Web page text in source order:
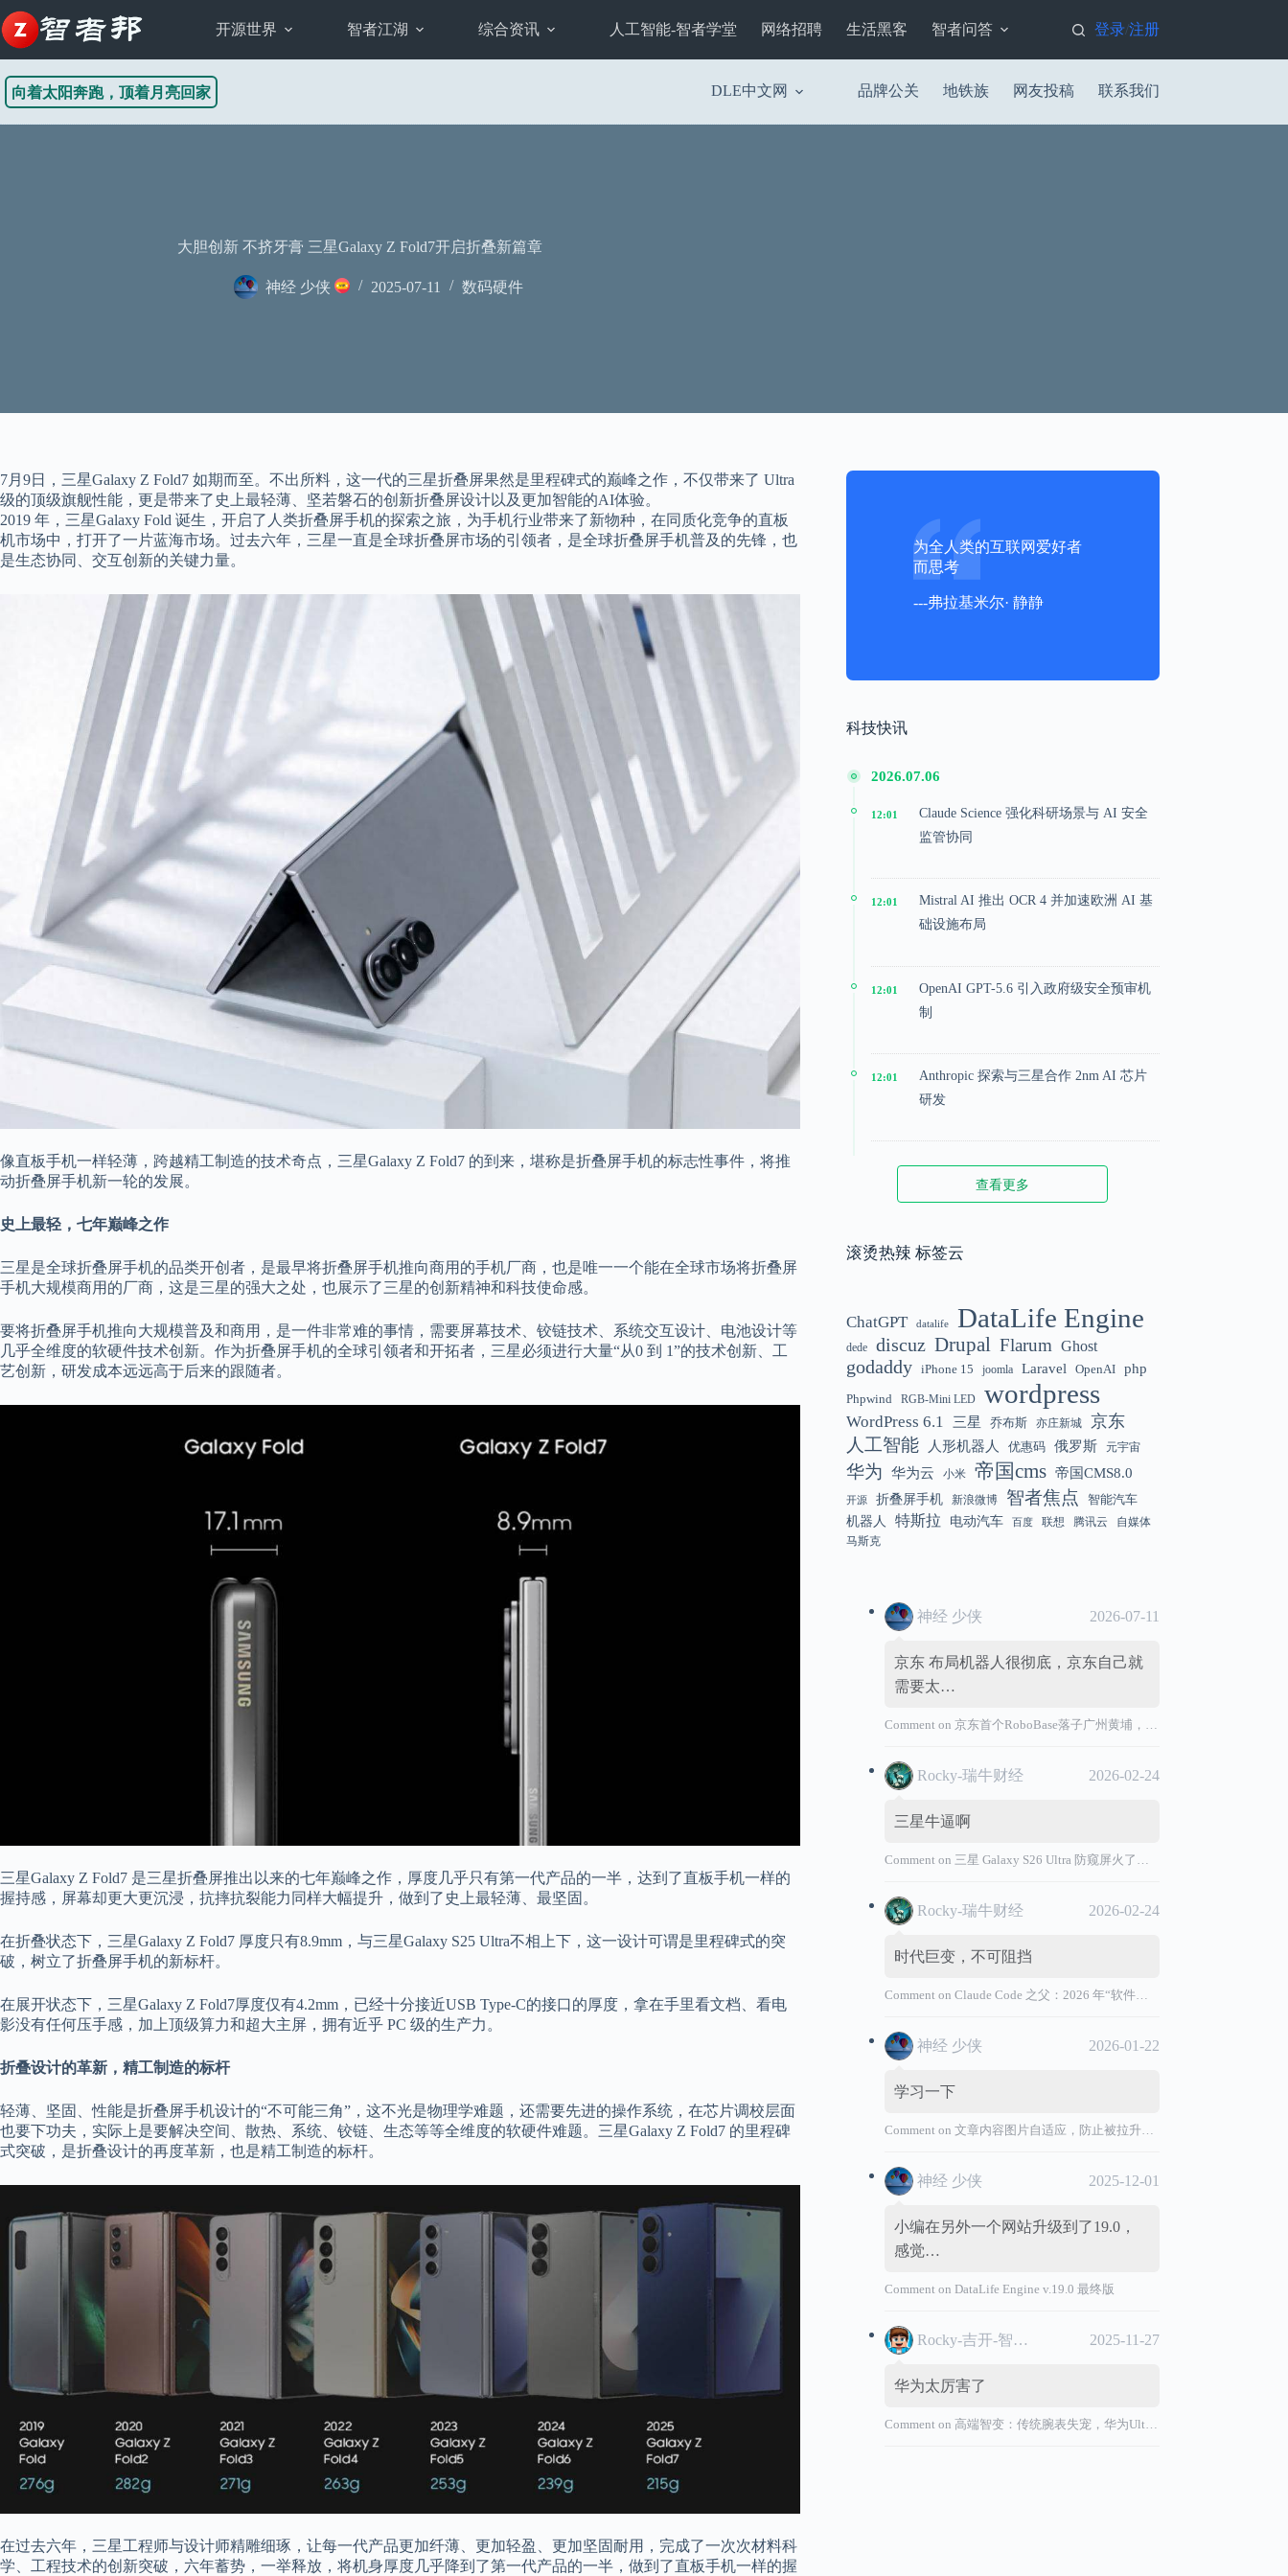
至
内
开源世界 智者江湖 综合资讯 人工智能-智者学堂 网络招聘 生活黑客 智者问答 登录/注册
向着太阳奔跑，顶着月亮回家 DLE中文网 品牌公关 地铁族 网友投稿 联系我们
大胆创新 不挤牙膏 三星Galaxy Z Fold7开启折叠新篇章
神经 少侠 2025-07-11 数码硬件
7月9日，三星Galaxy Z Fold7 如期而至。不出所料，这一代的三星折叠屏果然是里程碑式的巅峰之作，不仅带来了 Ultra
级的顶级旗舰性能，更是带来了史上最轻薄、坚若磐石的创新折叠屏设计以及更加智能的AI体验。
2019 年，三星Galaxy Fold 诞生，开启了人类折叠屏手机的探索之旅，为手机行业带来了新物种，在同质化竞争的直板
机市场中，打开了一片蓝海市场。过去六年，三星一直是全球折叠屏市场的引领者，是全球折叠屏手机普及的先锋，也
是生态协同、交互创新的关键力量。
像直板手机一样轻薄，跨越精工制造的技术奇点，三星Galaxy Z Fold7 的到来，堪称是折叠屏手机的标志性事件，将推
动折叠屏手机新一轮的发展。
史上最轻，七年巅峰之作
三星是全球折叠屏手机的品类开创者，是最早将折叠屏手机推向商用的手机厂商，也是唯一一个能在全球市场将折叠屏
手机大规模商用的厂商，这是三星的强大之处，也展示了三星的创新精神和科技使命感。
要将折叠屏手机推向大规模普及和商用，是一件非常难的事情，需要屏幕技术、铰链技术、系统交互设计、电池设计等
几乎全维度的软硬件技术创新。作为折叠屏手机的全球引领者和开拓者，三星必须进行大量“从0 到 1”的技术创新、工
艺创新，研发成本远远高于后来的跟随者。
三星Galaxy Z Fold7 是三星折叠屏推出以来的七年巅峰之作，厚度几乎只有第一代产品的一半，达到了直板手机一样的
握持感，屏幕却更大更沉浸，抗摔抗裂能力同样大幅提升，做到了史上最轻薄、最坚固。
在折叠状态下，三星Galaxy Z Fold7 厚度只有8.9mm，与三星Galaxy S25 Ultra不相上下，这一设计可谓是里程碑式的突
破，树立了折叠屏手机的新标杆。
在展开状态下，三星Galaxy Z Fold7厚度仅有4.2mm，已经十分接近USB Type-C的接口的厚度，拿在手里看文档、看电
影没有任何压手感，加上顶级算力和超大主屏，拥有近乎 PC 级的生产力。
折叠设计的革新，精工制造的标杆
轻薄、坚固、性能是折叠屏手机设计的“不可能三角”，这不光是物理学难题，还需要先进的操作系统，在芯片调校层面
也要下功夫，实际上是要解决空间、散热、系统、铰链、生态等等全维度的软硬件难题。三星Galaxy Z Fold7 的里程碑
式突破，是折叠设计的再度革新，也是精工制造的标杆。
在过去六年，三星工程师与设计师精雕细琢，让每一代产品更加纤薄、更加轻盈、更加坚固耐用，完成了一次次材料科
学、工程技术的创新突破，六年蓄势，一举释放，将机身厚度几乎降到了第一代产品的一半，做到了直板手机一样的握
为全人类的互联网爱好者
而思考
---弗拉基米尔· 静静
科技快讯
2026.07.06
12:01
Claude Science 强化科研场景与 AI 安全
监管协同
12:01
Mistral AI 推出 OCR 4 并加速欧洲 AI 基
础设施布局
12:01
OpenAI GPT-5.6 引入政府级安全预审机
制
12:01
Anthropic 探索与三星合作 2nm AI 芯片
研发
12:01
Microsoft 投入 25 亿美元成立 AI 落地实
12:01
Meta 内部模型接近 GPT-5.5 水平，基础
12:01
Gemini 3.5 Flash 强化“AI 操作系统级代
理能力”
12:01
美国解除 Anthropic Fable / Mythos 模型
出口限制
查看更多
滚烫热辣 标签云
ChatGPT datalife DataLife Engine
dede discuz Drupal Flarum Ghost
godaddy iPhone 15 joomla Laravel OpenAI php
Phpwind RGB-Mini LED wordpress
WordPress 6.1 三星 乔布斯 亦庄新城 京东
人工智能 人形机器人 优惠码 俄罗斯 元宇宙
华为 华为云 小米 帝国cms 帝国CMS8.0
开源 折叠屏手机 新浪微博 智者焦点
智能汽车
机器人
特斯拉 电动汽车 百度 联想 腾讯云
自媒体
马斯克
神经 少侠 2026-07-11
京东 布局机器人很彻底，京东自己就
需要太…
Comment on京东首个RoboBase落子广州黄埔，加码机器人产业基础设施布局
Rocky-瑞牛财经 2026-02-24
三星牛逼啊
Comment on 三星 Galaxy S26 Ultra 防窥屏火了，全球核心战略伙伴名单大曝光
Rocky-瑞牛财经 2026-02-24
时代巨变，不可阻挡
Comment onClaude Code 之父：2026 年“软件工程师”退出历史舞台
神经 少侠 2026-01-22
学习一下
Comment on文章内容图片自适应，防止被拉升变形
神经 少侠 2025-12-01
小编在另外一个网站升级到了19.0，
感觉…
Comment onDataLife Engine v.19.0 最终版
Rocky-吉开-智能汽车 2025-11-27
华为太厉害了
Comment on高端智变：传统腕表失宠，华为Ultimate系列“价值超车”